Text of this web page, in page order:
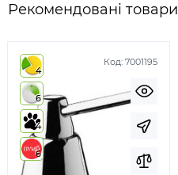
Рекомендовані товари
Код: 7001195
4
6
4
6